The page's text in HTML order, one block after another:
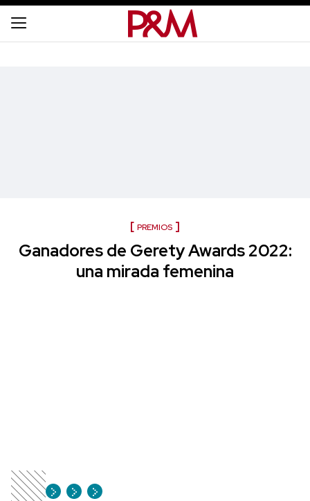
PREMIOS
Ganadores de Gerety Awards 2022:
una mirada femenina